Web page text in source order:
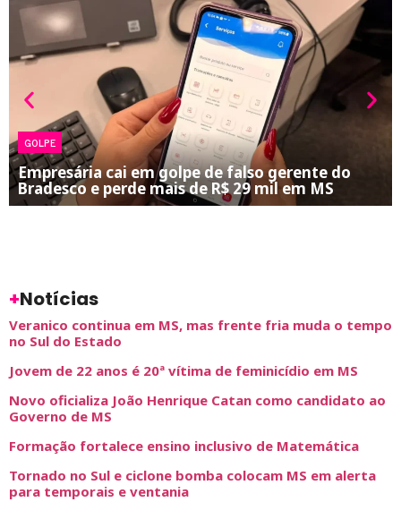
GOLPE
Empresária cai em golpe de falso gerente do
Bradesco e perde mais de R$ 29 mil em MS
+Notícias
Veranico continua em MS, mas frente fria muda o tempo
no Sul do Estado
Jovem de 22 anos é 20ª vítima de feminicídio em MS
Novo oficializa João Henrique Catan como candidato ao
Governo de MS
Formação fortalece ensino inclusivo de Matemática
Tornado no Sul e ciclone bomba colocam MS em alerta
para temporais e ventania